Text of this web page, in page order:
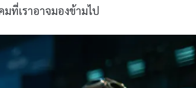
มที่เราอาจมองข้ามไป